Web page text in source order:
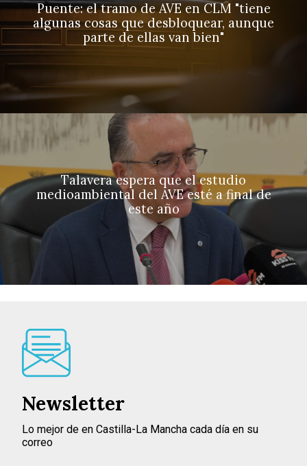
Puente: el tramo de AVE en CLM "tiene
algunas cosas que desbloquear, aunque
parte de ellas van bien"
Talavera espera que el estudio
medioambiental del AVE esté a final de
este año
Newsletter
Lo mejor de en Castilla-La Mancha cada día en su
correo